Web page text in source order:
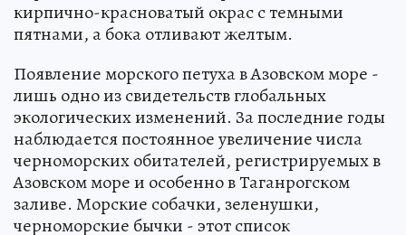
кирпично-красноватый окрас с темными
пятнами, а бока отливают желтым.
Появление морского петуха в Азовском море -
лишь одно из свидетельств глобальных
экологических изменений. За последние годы
наблюдается постоянное увеличение числа
черноморских обитателей, регистрируемых в
Азовском море и особенно в Таганрогском
заливе. Морские собачки, зеленушки,
черноморские бычки - этот список